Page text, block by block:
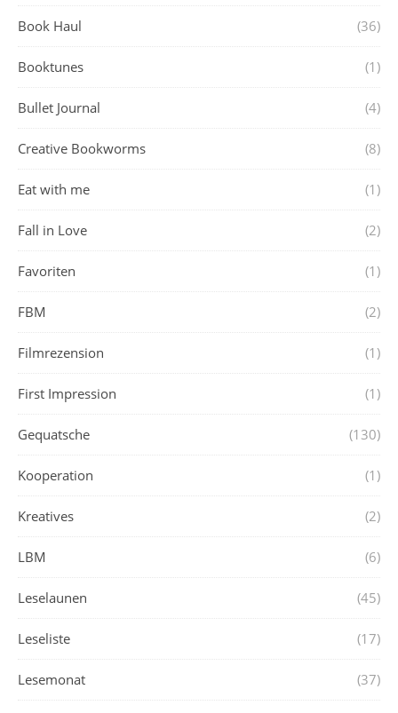
Book Haul (36)
Booktunes (1)
Bullet Journal (4)
Creative Bookworms (8)
Eat with me (1)
Fall in Love (2)
Favoriten (1)
FBM (2)
Filmrezension (1)
First Impression (1)
Gequatsche (130)
Kooperation (1)
Kreatives (2)
LBM (6)
Leselaunen (45)
Leseliste (17)
Lesemonat (37)